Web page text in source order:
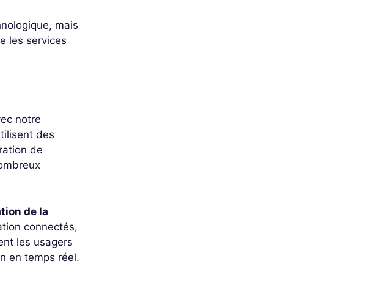
mais
les services
notre
des
de
de la
connectés,
les usagers
en temps réel.